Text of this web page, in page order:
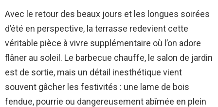
Avec le retour des beaux jours et les longues soirées
d’été en perspective, la terrasse redevient cette
véritable pièce à vivre supplémentaire où l’on adore
flâner au soleil. Le barbecue chauffe, le salon de jardin
est de sortie, mais un détail inesthétique vient
souvent gâcher les festivités : une lame de bois
fendue, pourrie ou dangereusement abîmée en plein